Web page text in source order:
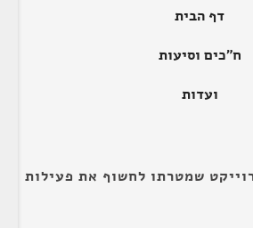
דף הבית
ח"כים וסיעות
ועדות
שמטרתו לחשוף את פעילות